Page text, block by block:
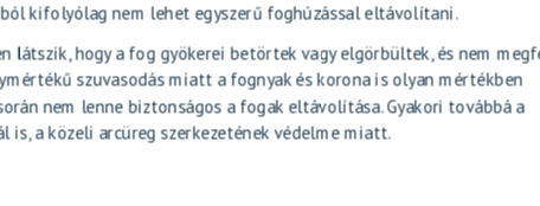
kifolyólag nem lehet egyszerű foghúzással eltávolítani.
látszik, hogy a fog gyökerei betörtek vagy elgörbültek, és nem
szuvasodás miatt a fognyak és korona is olyan mértékben
nem lenne biztonságos a fogak eltávolítása. Gyakori továbbá a
is, a közeli arcüreg szerkezetének védelme miatt.